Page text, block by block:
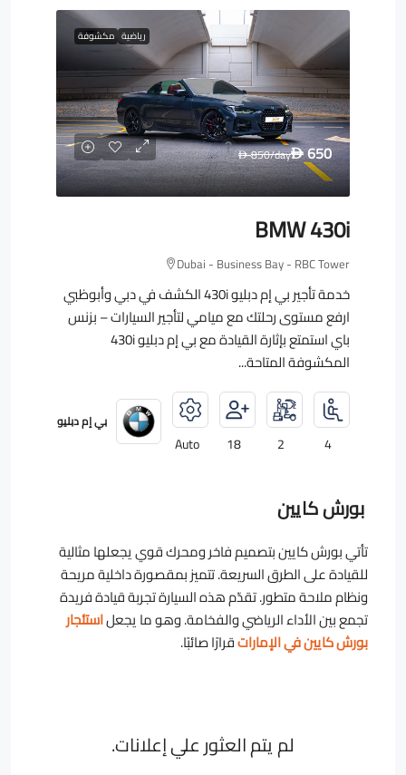
رياضية مكشوفة
D650
D850/day
BMW 430i
Dubai - Business Bay - RBC Tower
خدمة تأجير بي إم دبليو 430i الكشف في دبي وأبوظبي
ارفع مستوى رحلتك مع ميامي لتأجير السيارات – بزنس
باي استمتع بإثارة القيادة مع بي إم دبليو 430i
المكشوفة المتاحة...
4
2
18
Auto
بي إم دبليو
بورش كايين
تأتي بورش كايين بتصميم فاخر ومحرك قوي يجعلها مثالية
للقيادة على الطرق السريعة. تتميز بمقصورة داخلية مريحة
ونظام ملاحة متطور. تقدّم هذه السيارة تجربة قيادة فريدة
تجمع بين الأداء الرياضي والفخامة. وهو ما يجعلاستئجار
بورش كايين في الإماراتقرارًا صائبًا.
لم يتم العثور علي إعلانات.